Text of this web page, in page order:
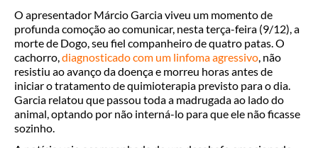
O apresentador Márcio Garcia viveu um momento de
profunda comoção ao comunicar, nesta terça-feira (9/12), a
morte de Dogo, seu fiel companheiro de quatro patas. O
cachorro, diagnosticado com um linfoma agressivo , não
resistiu ao avanço da doença e morreu horas antes de
iniciar o tratamento de quimioterapia previsto para o dia.
Garcia relatou que passou toda a madrugada ao lado do
animal, optando por não interná-lo para que ele não ficasse
sozinho.